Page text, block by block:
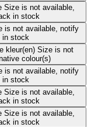
Size is not available,
in stock
is not available, notify
in stock
kleur(en) Size is not
colour(s)
is not available, notify
in stock
Size is not available,
in stock
Size is not available,
in stock